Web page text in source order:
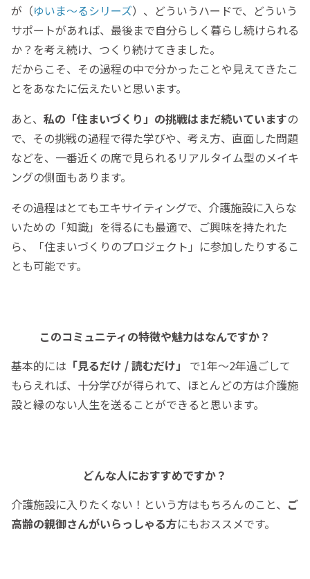
が（ゆいま～るシリーズ）、どういうハードで、どういう
サポートがあれば、最後まで自分らしく暮らし続けられる
か？を考え続け、つくり続けてきました。
だからこそ、その過程の中で分かったことや見えてきたこ
とをあなたに伝えたいと思います。
あと、 私の「住まいづくり」の挑戦はまだ続いていますの
で、その挑戦の過程で得た学びや、考え方、直面した問題
などを、一番近くの席で見られるリアルタイム型のメイキ
ングの側面もあります。
その過程はとてもエキサイティングで、介護施設に入らな
いための「知識」を得るにも最適で、ご興味を持たれた
ら、「住まいづくりのプロジェクト」に参加したりするこ
とも可能です。
このコミュニティの特徴や魅力はなんですか？
基本的には 「見るだけ / 読むだけ」
で1年～2年過ごして
もらえれば、十分学びが得られて、ほとんどの方は介護施
設と縁のない人生を送ることができると思います。
どんな人におすすめですか？
介護施設に入りたくない！という方はもちろんのこと、 ご
高齢の親御さんがいらっしゃる方にもおススメです。